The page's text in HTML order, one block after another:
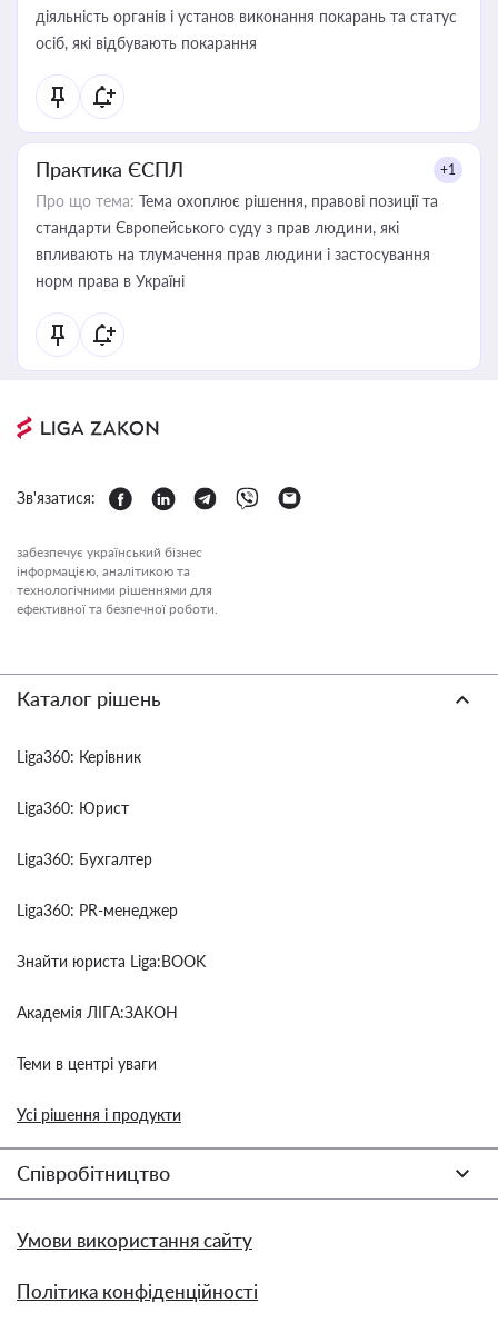
діяльність органів і установ виконання покарань та статус
осіб, які відбувають покарання
Практика ЄСПЛ +1
Про що тема: Тема охоплює рішення, правові позиції та
стандарти Європейського суду з прав людини, які
впливають на тлумачення прав людини і застосування
норм права в Україні
Зв'язатися:
забезпечує український бізнес
інформацією, аналітикою та
технологічними рішеннями для
ефективної та безпечної роботи.
Каталог рішень
Liga360: Керівник
Liga360: Юрист
Liga360: Бухгалтер
Liga360: PR-менеджер
Знайти юриста Liga:BOOK
Академія ЛІГА:ЗАКОН
Теми в центрі уваги
Усі рішення і продукти
Співробітництво
Умови використання сайту
Політика конфіденційності